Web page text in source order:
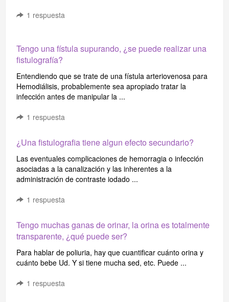
1 respuesta
Tengo una fístula supurando, ¿se puede realizar una
fistulografía?
Entendiendo que se trate de una fístula arteriovenosa para
Hemodiálisis, probablemente sea apropiado tratar la
infección antes de manipular la ...
1 respuesta
¿Una fistulografia tiene algun efecto secundario?
Las eventuales complicaciones de hemorragia o infección
asociadas a la canalización y las inherentes a la
administración de contraste iodado ...
1 respuesta
Tengo muchas ganas de orinar, la orina es totalmente
transparente, ¿qué puede ser?
Para hablar de poliuria, hay que cuantificar cuánto orina y
cuánto bebe Ud. Y si tiene mucha sed, etc. Puede ...
1 respuesta